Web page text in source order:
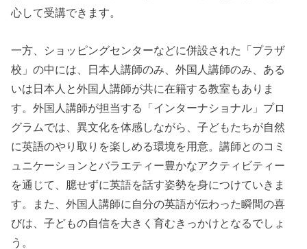
心して受講できます。
一方、ショッピングセンターなどに併設された「プラザ
校」の中には、日本人講師のみ、外国人講師のみ、ある
いは日本人と外国人講師が共に在籍する教室もありま
す。外国人講師が担当する「インターナショナル」プロ
グラムでは、異文化を体感しながら、子どもたちが自然
に英語のやり取りを楽しめる環境を用意。講師とのコミ
ュニケーションとバラエティー豊かなアクティビティー
を通じて、臆せずに英語を話す姿勢を身につけていきま
す。また、外国人講師に自分の英語が伝わった瞬間の喜
びは、子どもの自信を大きく育むきっかけとなるでしょ
う。